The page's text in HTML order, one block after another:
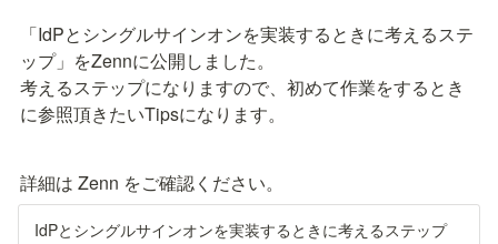
「IdPとシングルサインオンを実装するときに考えるステ
ップ」をZennに公開しました。
考えるステップになりますので、初めて作業をするとき
に参照頂きたいTipsになります。
詳細は Zenn をご確認ください。
IdPとシングルサインオンを実装するときに考えるステップ